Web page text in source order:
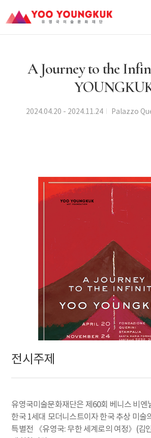
A Journey to the
2024.04.20 - 2024.11.24 Palazzo
전시주제
유영국미술문화재단은 제60회 베니스 비엔
한국 1세대 모더니스트이자 한국 추상 미술
특별전 《유영국: 무한 세계로의 여정》(김